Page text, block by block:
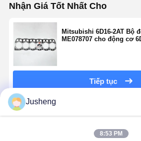
Nhận Giá Tốt Nhất Cho
Mitsubishi 6D16-2AT Bộ
ME078707 cho động cơ
Tiếp tục
Sản Phẩm Khuyến Cáo
Jusheng
8:53 PM